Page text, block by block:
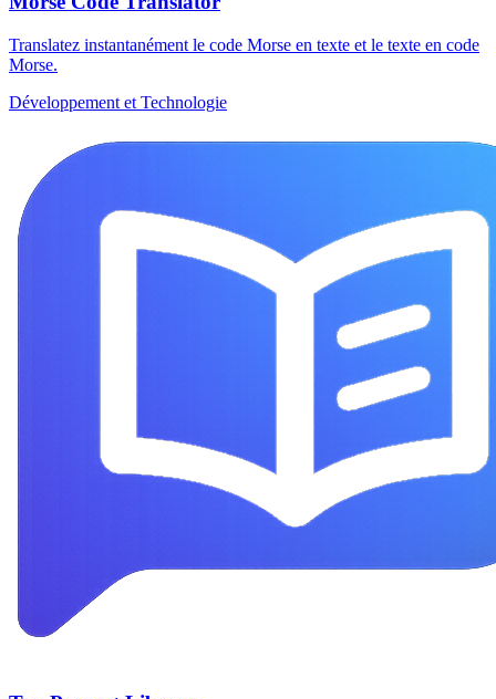
Translatez instantanément le code Morse en texte et le texte en code
Morse.
Développement et Technologie